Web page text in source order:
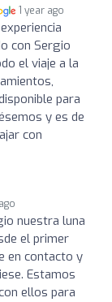
1 year ago
con Sergio
el viaje a la
para
y es de
con
nuestra luna
el primer
en contacto y
Estamos
ellos para